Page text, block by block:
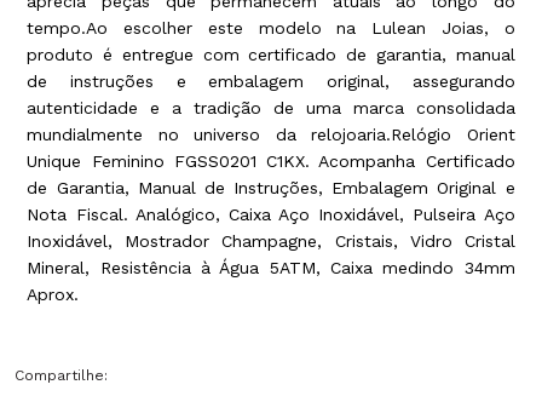
tempo.Ao escolher este modelo na Lulean Joias, o
produto é entregue com certificado de garantia, manual
de instruções e embalagem original, assegurando
autenticidade e a tradição de uma marca consolidada
mundialmente no universo da relojoaria.Relógio Orient
Unique Feminino FGSS0201 C1KX. Acompanha Certificado
de Garantia, Manual de Instruções, Embalagem Original e
Nota Fiscal. Analógico, Caixa Aço Inoxidável, Pulseira Aço
Inoxidável, Mostrador Champagne, Cristais, Vidro Cristal
Mineral, Resistência à Água 5ATM, Caixa medindo 34mm
Aprox.
Compartilhe: